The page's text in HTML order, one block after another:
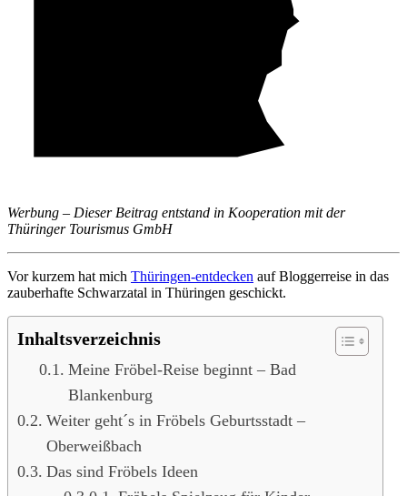
Werbung – Dieser Beitrag entstand in Kooperation mit der
Thüringer Tourismus GmbH
Vor kurzem hat mich Thüringen-entdecken auf Bloggerreise in das
zauberhafte Schwarzatal in Thüringen geschickt.
Inhaltsverzeichnis
Meine Fröbel-Reise beginnt – Bad
Blankenburg
Weiter geht´s in Fröbels Geburtsstadt –
Oberweißbach
Das sind Fröbels Ideen